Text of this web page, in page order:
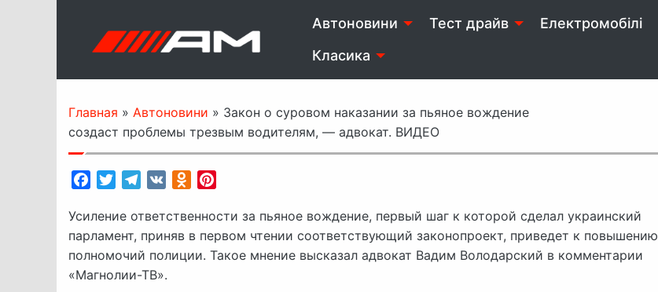
Автоновини Тест драйв Електромобілі
Класика
Главная » Автоновини » Закон о суровом наказании за пьяное вождение
создаст проблемы трезвым водителям, — адвокат. ВИДЕО
FacebookTwitterTelegram
VK Odnoklassniki
Усиление ответственности за пьяное вождение, первый шаг к которой сделал украинский
парламент, приняв в первом чтении соответствующий законопроект, приведет к повышению
полномочий полиции. Такое мнение высказал адвокат Вадим Володарский в комментарии
«Магнолии-ТВ».